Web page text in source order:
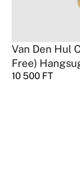
Van Den Hul
Free)
10 500 FT